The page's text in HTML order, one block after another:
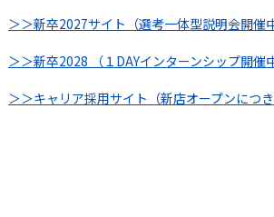
＞＞新卒2027サイト（選考一体型説明会開催中
＞＞新卒2028 （１DAYインターンシップ開催中
＞＞キャリア採用サイト（新店オープンにつき